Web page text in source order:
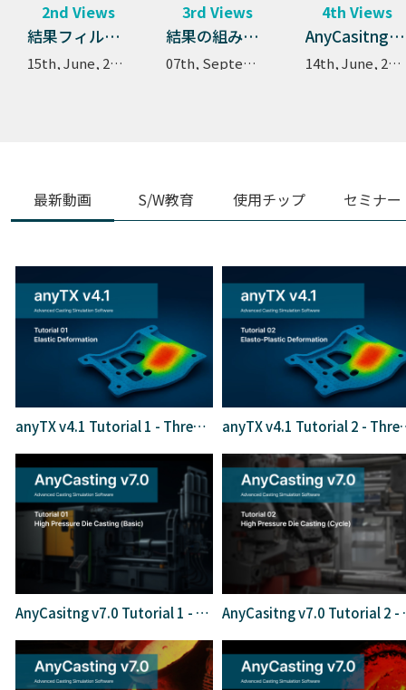
2nd Views
結果フィルターとは ➡特定の結果をフィルターのように使用して新たな結果を導き出す方法
15th, June, 2021
3rd Views
結果の組み合わせ - 多数の結果を組み合わせ、新たな結果を観察
07th, September, 2022
4th Views
AnyCasitng v6.9 Tutorial 9 - Counter Pressure Casting
14th, June, 2021
最新動画 S/W教育 使用チップ セミナー
anyTX v4.1 Tutorial 1 - Thremo-Elastic anyTX v4.1
AnyCasitng v7.0 Tutorial 1 - High Pressure Die Casting